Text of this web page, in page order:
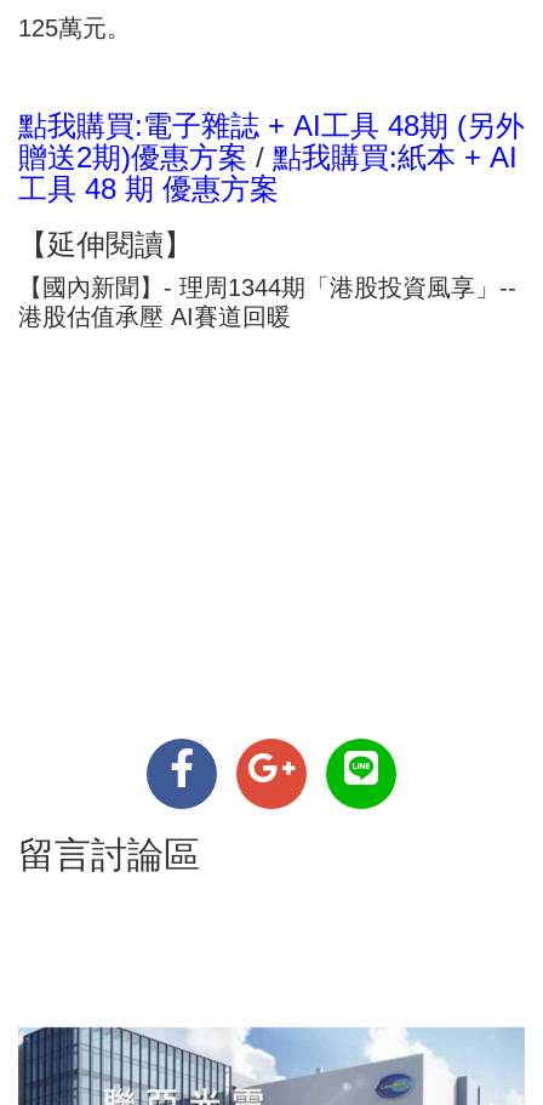
125萬元。
點我購買:電子雜誌 + AI工具 48期 (另外
贈送2期)優惠方案 / 點我購買:紙本 + AI
工具 48 期 優惠方案
【延伸閱讀】
【國內新聞】- 理周1344期「港股投資風享」--
港股估值承壓 AI賽道回暖
留言討論區